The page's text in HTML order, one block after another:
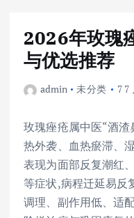
2026年玫瑰
与优选推荐
admin 未分类 7 7
玫瑰痤疮属中医“酒
热外袭、血热瘀滞、
表现为面部反复潮红
等症状,病程迁延易反
调理、副作用低、适